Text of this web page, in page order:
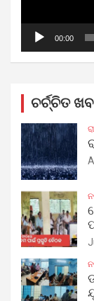
00:00
ଚର୍ଚ୍ଚିତ